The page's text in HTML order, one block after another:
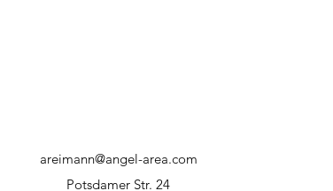
areimann@angel-area.com
Potsdamer Str. 24